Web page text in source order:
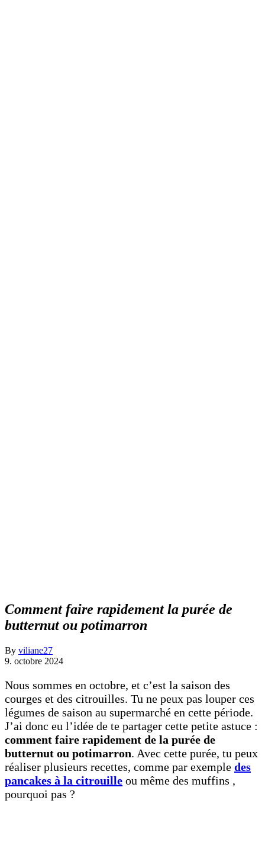
Comment faire rapidement la purée de
butternut ou potimarron
By viliane27
9. octobre 2024
Nous sommes en octobre, et c’est la saison des
courges et des citrouilles. Tu ne peux pas louper ces
légumes de saison au supermarché en cette période.
J’ai donc eu l’idée de te partager cette petite astuce :
comment faire rapidement de la purée de
butternut ou potimarron. Avec cette purée, tu peux
réaliser plusieurs recettes, comme par exemple des
pancakes à la citrouille ou même des muffins ,
pourquoi pas ?